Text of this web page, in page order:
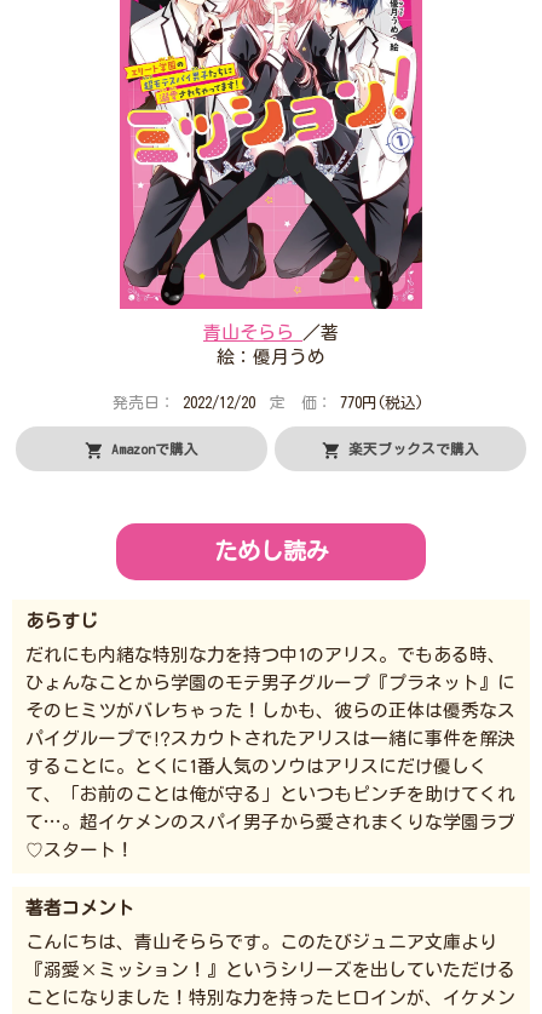
公式LINEアカウント
作品投稿ガイドライン
作品掲載ポリシー 掲示板投稿規約
プライバシーポリシー 著作権について
企業情報
青山そらら
／著
絵：優月うめ
発売日： 2022/12/20 定 価： 770円(税込)
Amazonで購入 楽天ブックスで購入
ためし読み
あらすじ
だれにも内緒な特別な力を持つ中1のアリス。でもある時、
ひょんなことから学園のモテ男子グループ『プラネット』に
そのヒミツがバレちゃった！しかも、彼らの正体は優秀なス
パイグループで⁉スカウトされたアリスは一緒に事件を解決
することに。とくに1番人気のソウはアリスにだけ優しく
て、「お前のことは俺が守る」といつもピンチを助けてくれ
て…。超イケメンのスパイ男子から愛されまくりな学園ラブ
♡スタート！
著者コメント
こんにちは、青山そららです。このたびジュニア文庫より
『溺愛×ミッション！』というシリーズを出していただける
ことになりました！特別な力を持ったヒロインが、イケメン